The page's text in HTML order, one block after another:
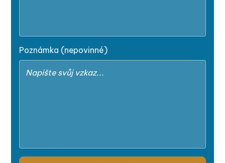
Poznámka (nepovinné)